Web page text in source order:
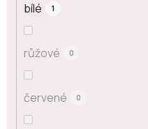
bílé 1
růžové 0
červené 0